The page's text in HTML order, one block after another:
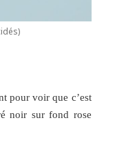
pour voir que c’est
noir sur fond rose